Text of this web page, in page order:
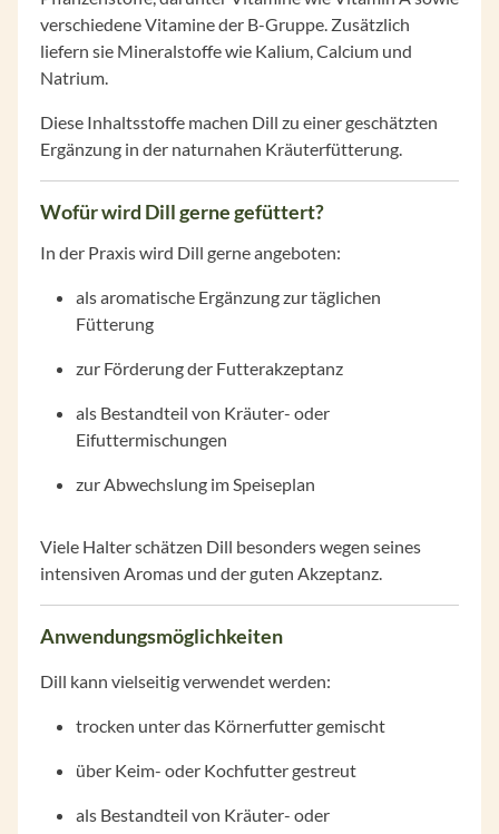
verschiedene Vitamine der B-Gruppe. Zusätzlich
liefern sie Mineralstoffe wie Kalium, Calcium und
Natrium.
Diese Inhaltsstoffe machen Dill zu einer geschätzten
Ergänzung in der naturnahen Kräuterfütterung.
Wofür wird Dill gerne gefüttert?
In der Praxis wird Dill gerne angeboten:
als aromatische Ergänzung zur täglichen
Fütterung
zur Förderung der Futterakzeptanz
als Bestandteil von Kräuter- oder
Eifuttermischungen
zur Abwechslung im Speiseplan
Viele Halter schätzen Dill besonders wegen seines
intensiven Aromas und der guten Akzeptanz.
Anwendungsmöglichkeiten
Dill kann vielseitig verwendet werden:
trocken unter das Körnerfutter gemischt
über Keim- oder Kochfutter gestreut
als Bestandteil von Kräuter- oder